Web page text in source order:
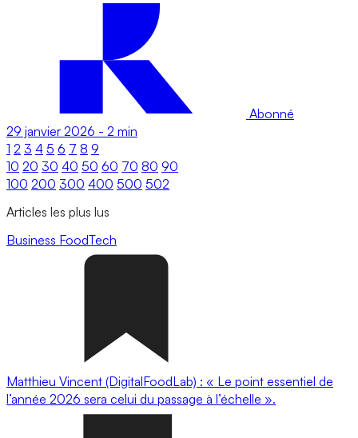
Abonné
29 janvier 2026 - 2 min
1 2 3 4 5 6 7 8 9
10 20 30 40 50 60 70 80 90
100 200 300 400 500 502
Articles les plus lus
Business FoodTech
Matthieu Vincent (DigitalFoodLab) : « Le point essentiel de
l’année 2026 sera celui du passage à l’échelle ».